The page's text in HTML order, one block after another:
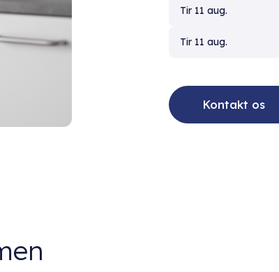
Tir 11 aug.
Tir 11 aug.
Kontakt os